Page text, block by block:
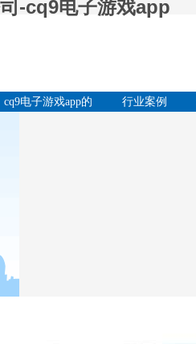
-cq9电子游戏app
cq9电子游戏app的
行业案例